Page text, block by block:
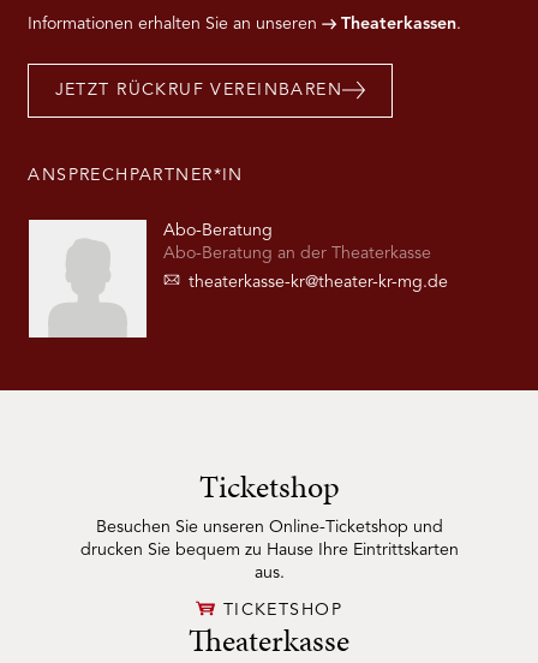
Informationen erhalten Sie an unseren Theaterkassen.
JETZT RÜCKRUF VEREINBAREN
ANSPRECHPARTNER*IN
Abo-Beratung
Abo-Beratung an der Theaterkasse
theaterkasse-kr@theater-kr-mg.de
Ticketshop
Besuchen Sie unseren Online-Ticketshop und
drucken Sie bequem zu Hause Ihre Eintrittskarten
aus.
TICKETSHOP
Theaterkasse